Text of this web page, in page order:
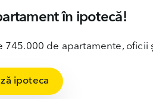
în ipotecă!
745.000 de apartamente, oficii
ipoteca